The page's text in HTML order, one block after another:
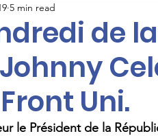
de
Uni.
5 min read
le Président de la